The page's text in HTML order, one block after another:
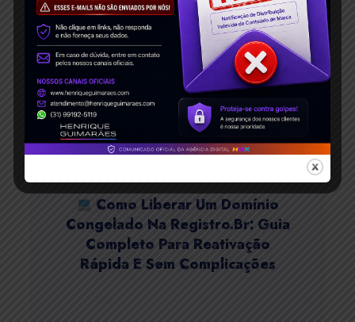
Checklist Completo 2025]
Como Conquistar As
Primeiras Posições No Google:
Estratégias Eficazes De SEO
Como Liberar Um Domínio
Congelado Na Registro.br: Guia
Completo Para Reativação
Rápida E Sem Complicações